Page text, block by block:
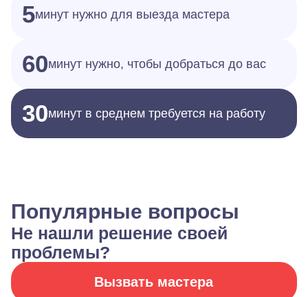
5минут нужно для выезда мастера
60минут нужно, чтобы добраться до вас
30минут в среднем требуется на работу
Популярные вопросы
Не нашли решение своей
проблемы?
Вызвать мастера